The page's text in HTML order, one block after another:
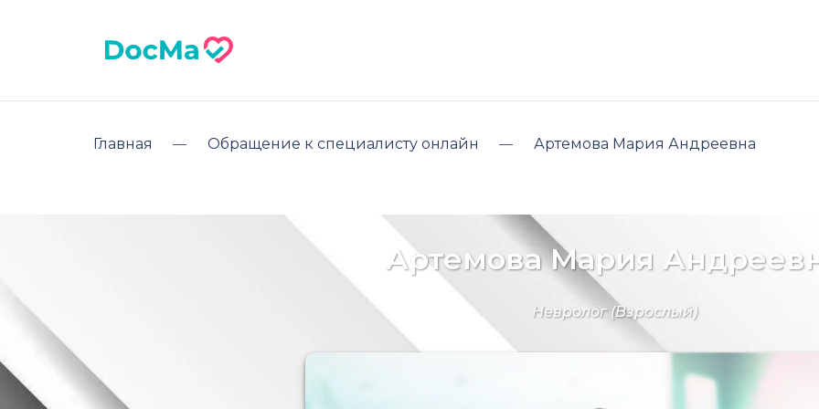
Главная Обращение к специалисту онлайн Артемова Мария Андреевна
Артемова Мария
Невролог(Взрослый)